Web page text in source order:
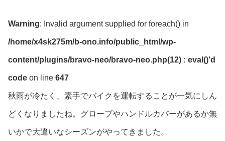
Warning: Invalid argument supplied for foreach() in
/home/x4sk275m/b-ono.info/public_html/wp-
content/plugins/bravo-neo/bravo-neo.php(12) : eval()'d
code on line 647
秋雨が冷たく、素手でバイクを運転することが一気にしん
どくなりましたね。グローブやハンドルカバーがあるか無
いかで大違いなシーズンがやってきました。